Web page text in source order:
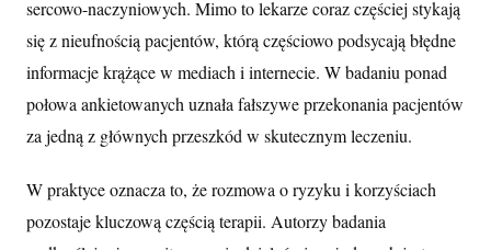
sercowo-naczyniowych. Mimo to lekarze coraz częściej stykają
się z nieufnością pacjentów, którą częściowo podsycają błędne
informacje krążące w mediach i internecie. W badaniu ponad
połowa ankietowanych uznała fałszywe przekonania pacjentów
za jedną z głównych przeszkód w skutecznym leczeniu.
W praktyce oznacza to, że rozmowa o ryzyku i korzyściach
pozostaje kluczową częścią terapii. Autorzy badania